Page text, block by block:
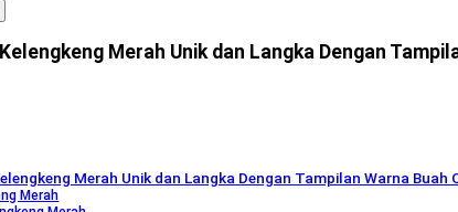
Merah Unik dan Langka Dengan
Merah Unik dan Langka Dengan Tampilan Warna
Merah